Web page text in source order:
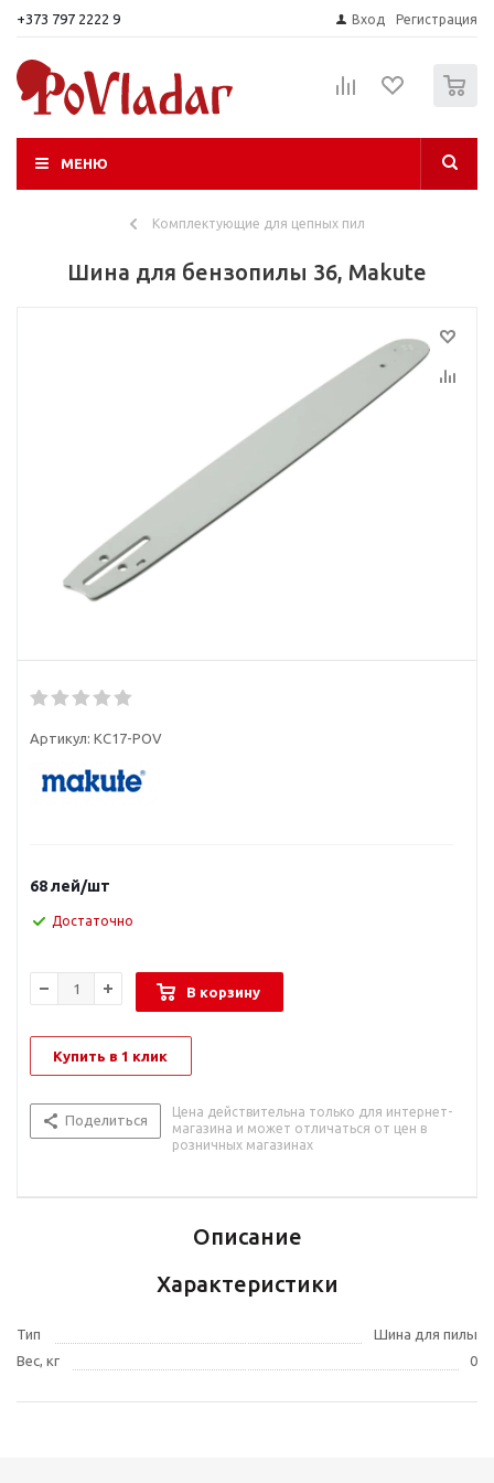
+373 797 2222 9 Вход Регистрация
МЕНЮ
Комплектующие для цепных пил
Шина для бензопилы 36, Makute
Артикул: KC17-POV
68лей/шт
Достаточно
В корзину
Купить в 1 клик
Поделиться
Цена действительна только для интернет-
магазина и может отличаться от цен в
розничных магазинах
Описание
Характеристики
Тип
Шина для пилы
Вес, кг
0